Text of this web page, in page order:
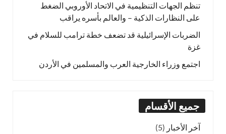
تنظم الجهات التنظيمية في الاتحاد الأوروبي الضغط
على النظارات الذكية – والعالم بأسره يراقب
الضربات الإسرائيلية قد تضعف خطة ترامب للسلام في
غزة
اجتمع وزراء الخارجية العرب والمسلمين في الأردن
جميع الأقسام
آخر الأخبار (5)